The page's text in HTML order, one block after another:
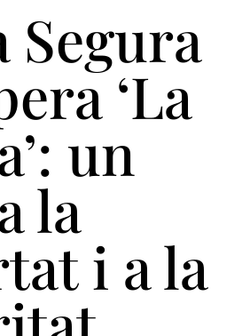
Segura
‘La
un
la
i a la